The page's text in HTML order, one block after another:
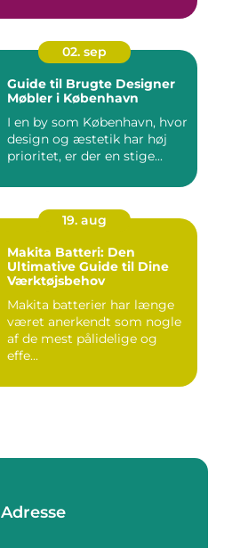
02. sep
Guide til Brugte Designer
Møbler i København
I en by som København, hvor
design og æstetik har høj
prioritet, er der en stige...
19. aug
Makita Batteri: Den
Ultimative Guide til Dine
Værktøjsbehov
Makita batterier har længe
været anerkendt som nogle
af de mest pålidelige og
effe...
Adresse